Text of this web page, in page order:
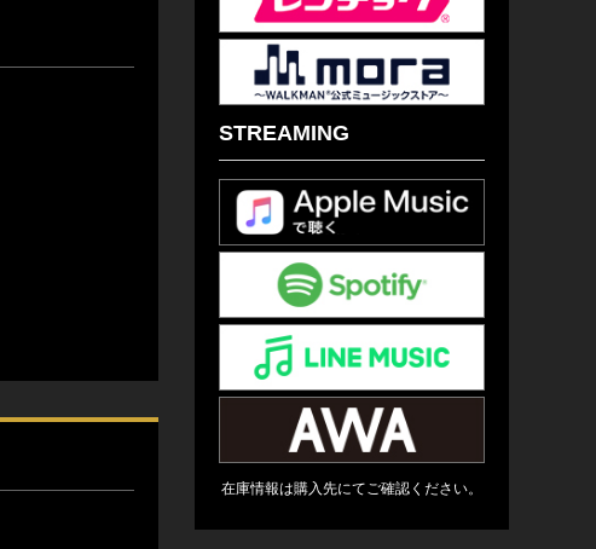
STREAMING
在庫情報は購入先にてご確認ください。